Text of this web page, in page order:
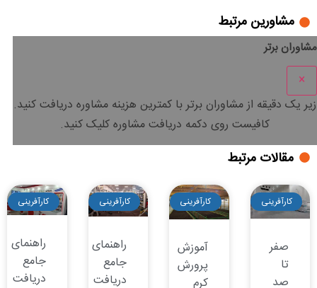
مشاورین مرتبط
مشاوران برتر
×
زیر یک دقیقه از مشاوران برتر باکمترین هزینه مشاوره دریافت کنید.
کافیست روی دکمه دریافت مشاوره کلیک کنید.
مقالات مرتبط
کارآفرینی
صفر
تا
صد
کارآفرینی
آموزش
پرورش
کرم
کارآفرینی
راهنمای
جامع
دریافت
کارآفرینی
راهنمای
جامع
دریافت